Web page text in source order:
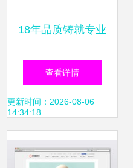
18年品质铸就专业
品牌 万户网络如何
为广州、深圳企业
查看详情
更新时间：2026-08-06
14:34:18